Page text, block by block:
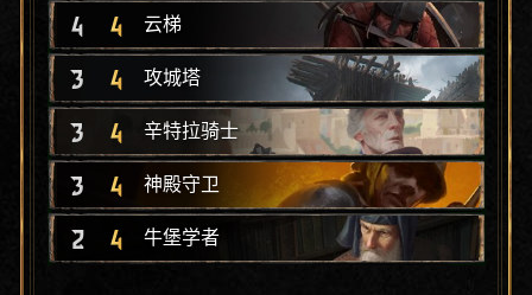
4 4 云梯
3 4 攻城塔
3 4 辛特拉骑士
3 4 神殿守卫
2 4 牛堡学者